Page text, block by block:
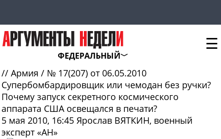
ФЕДЕРАЛЬНЫЙ
☰
// Армия / № 17(207) от 06.05.2010
Супербомбардировщик или чемодан без ручки?
Почему запуск секретного космического
аппарата США освещался в печати?
5 мая 2010, 16:45 Ярослав ВЯТКИН, военный
эксперт «АН»